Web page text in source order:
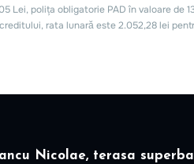
Nicolae, terasa superba